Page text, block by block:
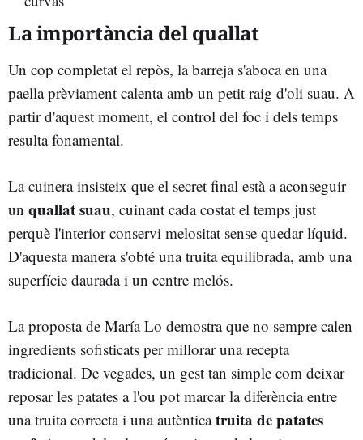
La importància del quallat
Un cop completat el repòs, la barreja s'aboca en una
paella prèviament calenta amb un petit raig d'oli suau. A
partir d'aquest moment, el control del foc i dels temps
resulta fonamental.
La cuinera insisteix que el secret final està a aconseguir
un quallat suau, cuinant cada costat el temps just
perquè l'interior conservi melositat sense quedar líquid.
D'aquesta manera s'obté una truita equilibrada, amb una
superfície daurada i un centre melós.
La proposta de María Lo demostra que no sempre calen
ingredients sofisticats per millorar una recepta
tradicional. De vegades, un gest tan simple com deixar
reposar les patates a l'ou pot marcar la diferència entre
una truita correcta i una autènticatruita de patates